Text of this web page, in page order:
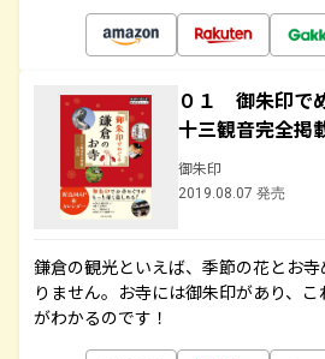
０１ 御朱印で
十三観音完全
御朱印
2019.08.07 発売
鎌倉の観光といえば、季節の花とお
りません。お寺には御朱印があり、
がわかるのです！